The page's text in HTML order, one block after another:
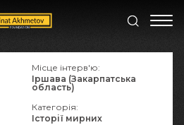
Місце інтерв'ю:
Іршава (Закарпатська
область)
Категорія:
Історії мирних